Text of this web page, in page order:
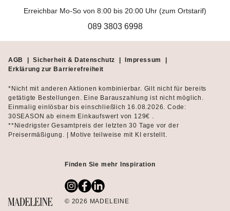
Erreichbar Mo-So von 8:00 bis 20:00 Uhr (zum Ortstarif)
089 3803 6998
AGB | Sicherheit & Datenschutz | Impressum
|
Erklärung zur Barrierefreiheit
*Nicht mit anderen Aktionen kombinierbar. Gilt nicht für bereits
getätigte Bestellungen. Eine Barauszahlung ist nicht möglich.
Einmalig einlösbar bis einschließlich 16.08.2026. Code:
30SEASON ab einem Einkaufswert von 129€ .
**Niedrigster Gesamtpreis der letzten 30 Tage vor der
Preisermäßigung. | Motive teilweise mit KI erstellt.
Finden Sie mehr Inspiration
© 2026 MADELEINE